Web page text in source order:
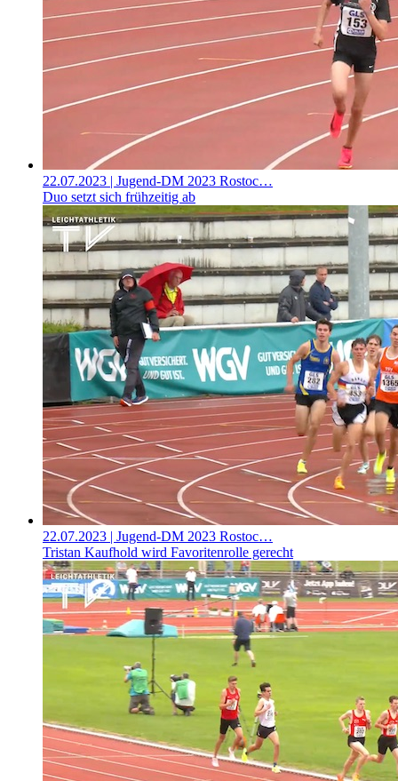
22.07.2023 | Jugend-DM 2023 Rostoc…
Duo setzt sich frühzeitig ab
22.07.2023 | Jugend-DM 2023 Rostoc…
Tristan Kaufhold wird Favoritenrolle gerecht